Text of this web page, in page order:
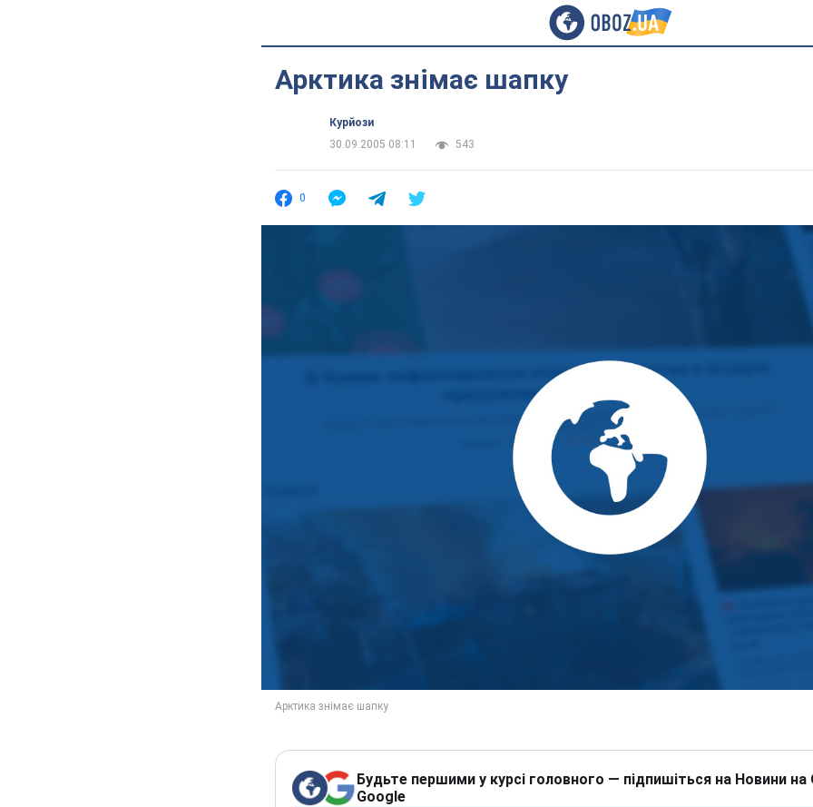
Арктика знімає шапку
Курйози
30.09.2005 08:11
543
0
Будьте першими у курсі головного — підпишіться на Новини на
Google